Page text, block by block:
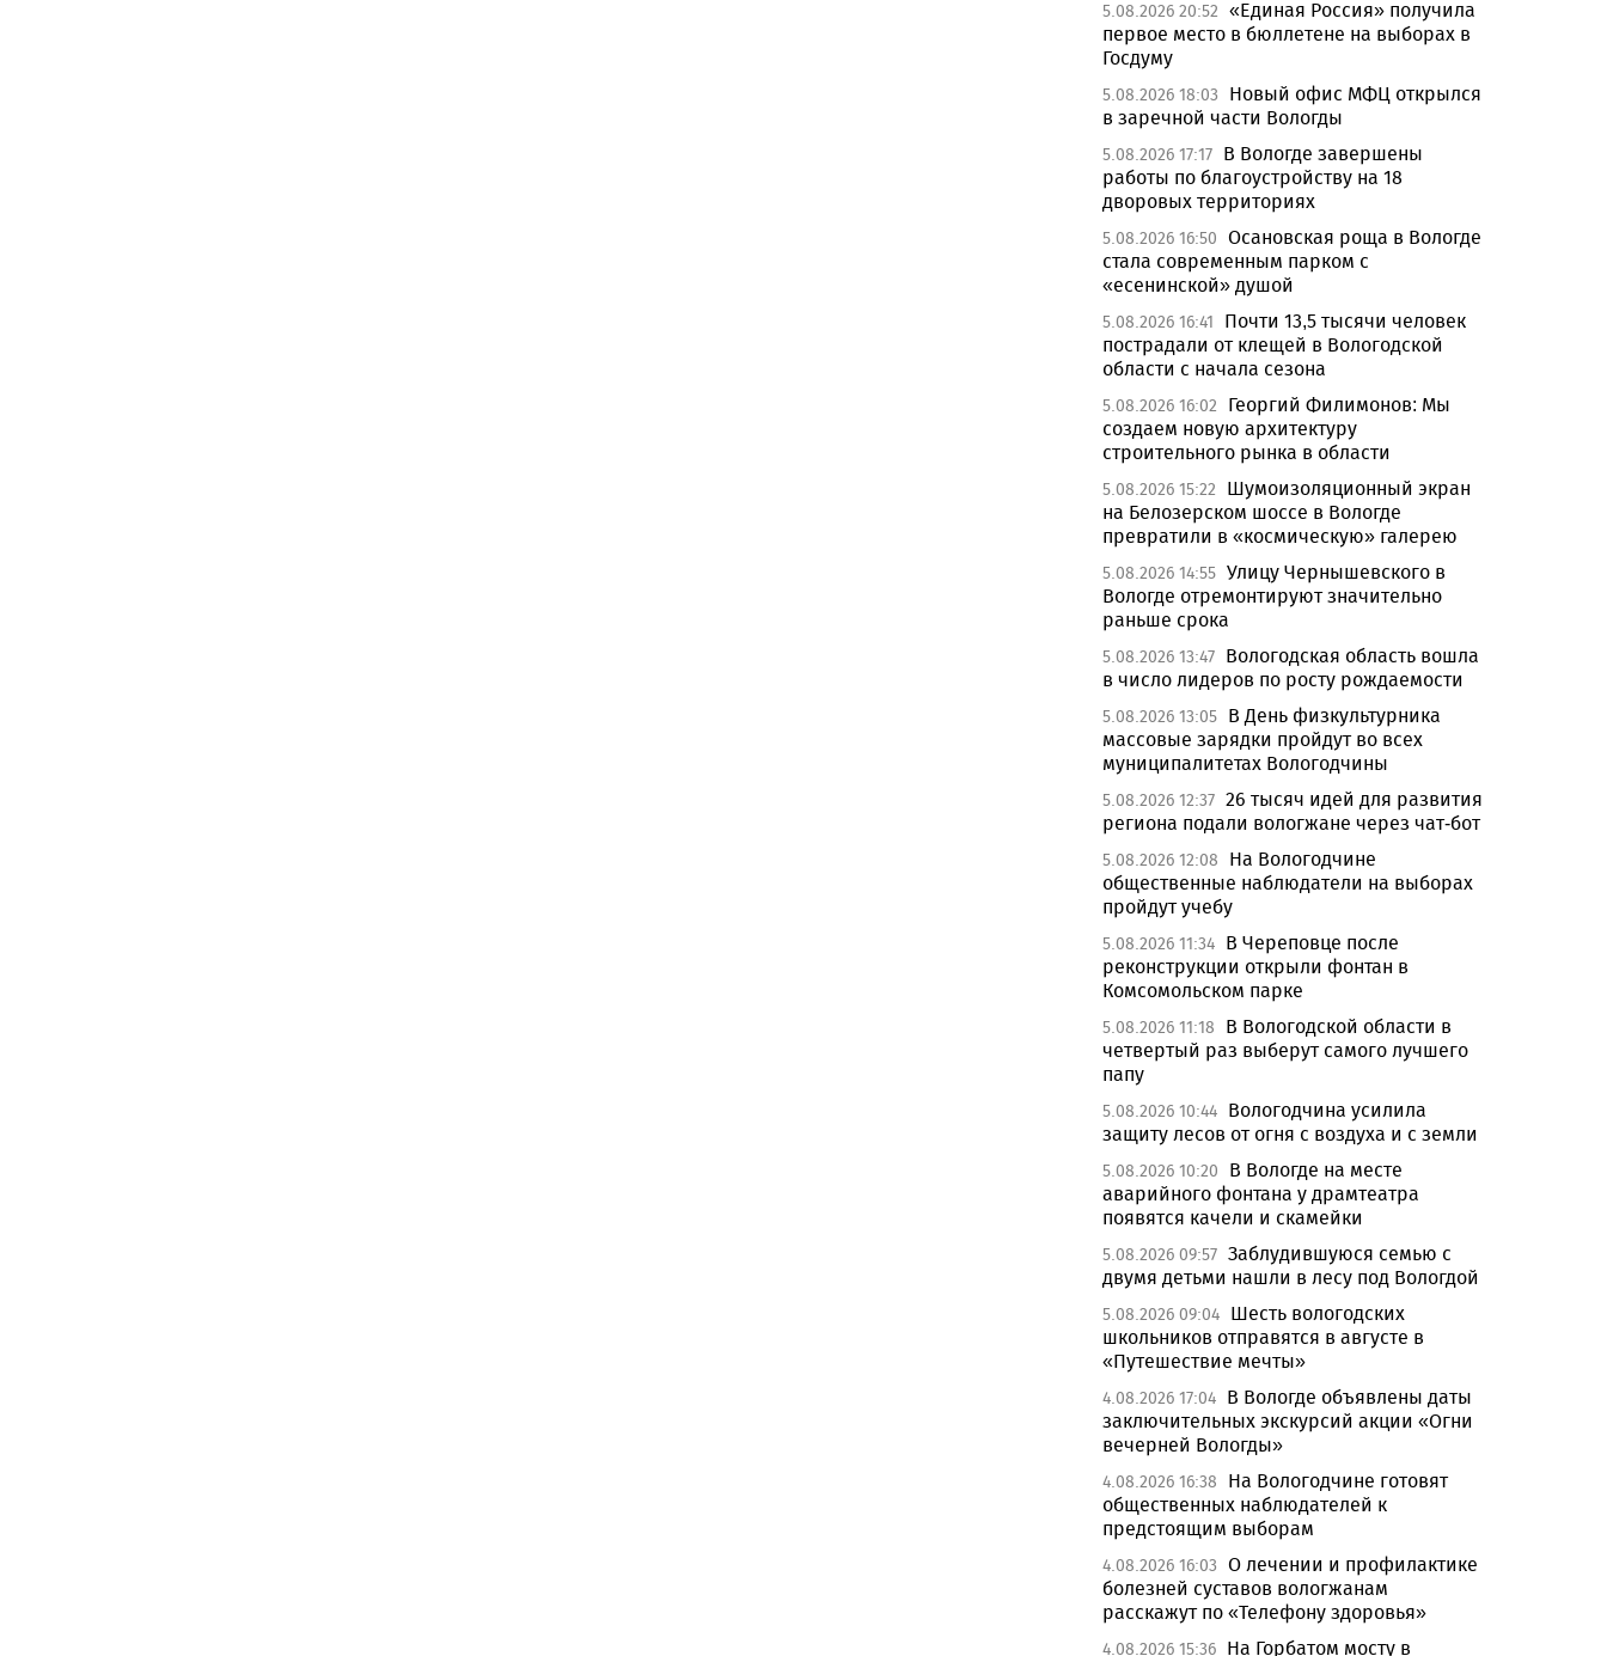
5.08.2026 20:52 «Единая Россия» получила
первое место в бюллетене на выборах в
Госдуму
5.08.2026 18:03
Новый офис МФЦ открылся
в заречной части Вологды
5.08.2026 17:17 В Вологде завершены
работы по благоустройству на 18
дворовых территориях
5.08.2026 16:50 Осановская роща в Вологде
стала современным парком с
«есенинской» душой
5.08.2026 16:41
Почти 13,5 тысячи человек
пострадали от клещей в Вологодской
области с начала сезона
5.08.2026 16:02
Георгий Филимонов: Мы
создаем новую архитектуру
строительного рынка в области
5.08.2026 15:22
Шумоизоляционный экран
на Белозерском шоссе в Вологде
превратили в «космическую» галерею
5.08.2026 14:55 Улицу Чернышевского в
Вологде отремонтируют значительно
раньше срока
5.08.2026 13:47 Вологодская область вошла
в число лидеров по росту рождаемости
5.08.2026 13:05 В День физкультурника
массовые зарядки пройдут во всех
муниципалитетах Вологодчины
5.08.2026 12:37 26 тысяч идей для развития
региона подали вологжане через чат-бот
5.08.2026 12:08
На Вологодчине
общественные наблюдатели на выборах
пройдут учебу
5.08.2026 11:34 В Череповце после
реконструкции открыли фонтан в
Комсомольском парке
5.08.2026 11:18
В Вологодской области в
четвертый раз выберут самого лучшего
папу
5.08.2026 10:44 Вологодчина усилила
защиту лесов от огня с воздуха и с земли
5.08.2026 10:20
В Вологде на месте
аварийного фонтана у драмтеатра
появятся качели и скамейки
5.08.2026 09:57 Заблудившуюся семью с
двумя детьми нашли в лесу под Вологдой
5.08.2026 09:04 Шесть вологодских
школьников отправятся в августе в
«Путешествие мечты»
4.08.2026 17:04 В Вологде объявлены даты
заключительных экскурсий акции «Огни
вечерней Вологды»
4.08.2026 16:38
На Вологодчине готовят
общественных наблюдателей к
предстоящим выборам
4.08.2026 16:03 О лечении и профилактике
болезней суставов вологжанам
расскажут по «Телефону здоровья»
4.08.2026 15:36 На Горбатом мосту в